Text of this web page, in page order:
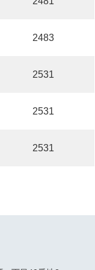
2483
2531
2531
2531